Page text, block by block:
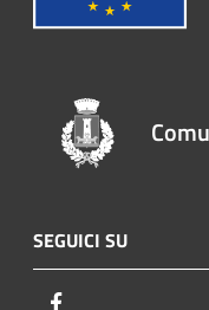
SEGUICI SU